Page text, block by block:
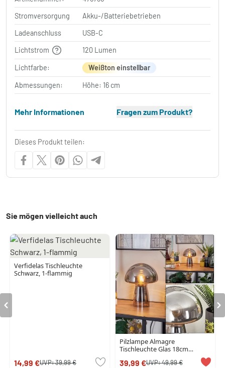
Stromversorgung
Akku-/Batteriebetrieben
Ladeanschluss
USB-C
Lichtstrom
120 Lumen
Lichtfarbe: Weißton einstellbar
Abmessungen: Höhe: 16 cm
Mehr Informationen Fragen zum Produkt?
Dieses Produkt teilen:
Sie mögen vielleicht auch
Verfidelas Tischleuchte
Schwarz, 1-flammig
14,99 €UVP:39,99 €
Pilzlampe Almagre
Tischleuchte Glas 18cm
39,99 €UVP:49,99 €